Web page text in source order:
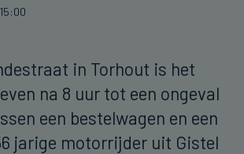
in Torhout is het
na 8 uur tot een ongeval
een bestelwagen en een
jarige motorrijder uit Gistel